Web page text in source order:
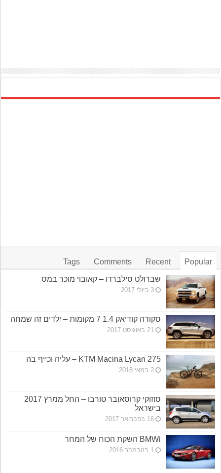
Popular
Recent
Comments
Tags
שברולט סילברדו – קאובוי מוכר במס
3 ביולי 2017
סקודה קודיאק 1.4 7 מקומות – ילדים זה שמחה
21 באוגוסט 2017
KTM Macina Lycan 275 – עליה וכייף בה
2 במאי 2018
סוזוקי קרוסאובר טורבו – החל ממרץ 2017
בישראל
16 בפברואר 2017
BMWi השקת הכוח של המחר
1 בנובמבר 2016